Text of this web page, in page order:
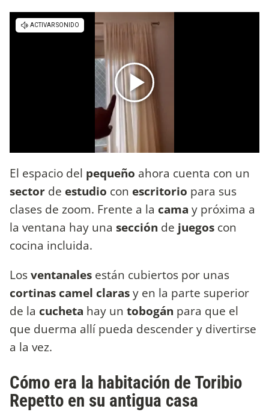
El espacio del pequeño ahora cuenta con un
sector de estudio con escritorio para sus
clases de zoom. Frente a la cama y próxima a
la ventana hay una sección de juegos con
cocina incluida.
Losventanales están cubiertos por unas
cortinas camel clarasy en la parte superior
de la cucheta hay un tobogán para que el
que duerma allí pueda descender y divertirse
a la vez.
Cómo era la habitación de Toribio
Repetto en su antigua casa